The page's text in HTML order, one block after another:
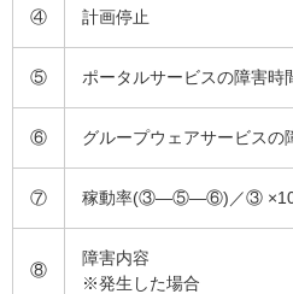
④ 計画停止
⑤ ポータルサービスの障害時
⑥ グループウェアサービスの
⑦ 稼動率(③―⑤―⑥)／③
⑧
障害内容
※発生した場合